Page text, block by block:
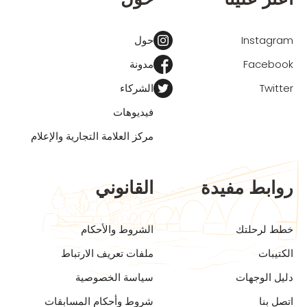
Instagram
Facebook
Twitter
حول
مدونة
الشركاء
فيديوهات
مركز العلامة التجارية والإعلام
روابط مفيدة
خطط لرحلتك
الكتيبات
دليل الوجهات
اتصل بنا
القانوني
الشروط والأحكام
ملفات تعريف الارتباط
سياسة الخصوصية
شروط وأحكام المسابقات